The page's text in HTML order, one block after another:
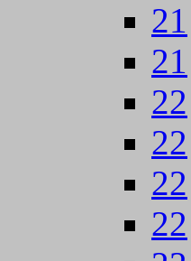
21
21
22
22
22
22